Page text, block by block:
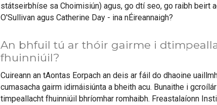
státseirbhíse sa Choimisiún) agus, go dtí seo, go raibh beirt
O'Sullivan agus Catherine Day - ina nÉireannaigh?
An bhfuil tú ar thóir gairme i
fhuinniúil?
Cuireann an tAontas Eorpach an deis ar fáil do dhaoine
cumasacha gairm idirnáisiúnta a bheith acu. Bunaithe i
timpeallacht fhuinniúil bhríomhar romhaibh. Freastalaíonn